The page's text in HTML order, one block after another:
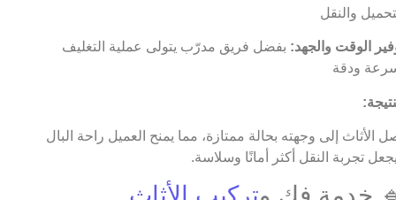
والنقل
الوقت والجهد: بفضل فريق مدرّب يتولى عملية التغليف
ودقة
الأثاث إلى وجهته بحالة ممتازة، مما يمنح العميل راحة البال
تجربة النقل أكثر أمانًا وسلاسة.